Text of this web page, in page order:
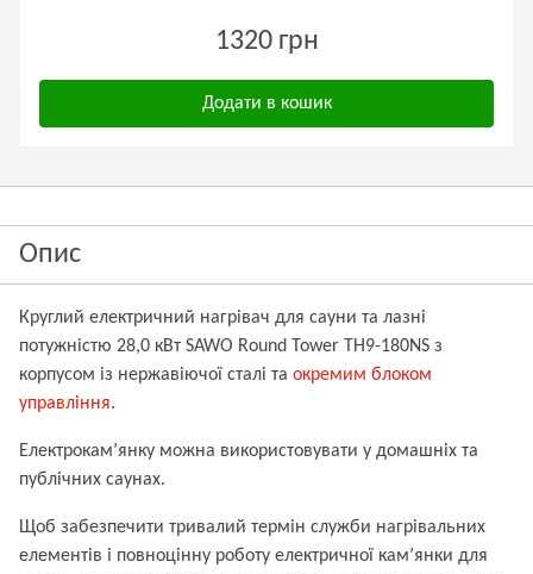
1320 грн
Додати в кошик
Опис
Круглий електричний нагрівач для сауни та лазні
потужністю 28,0 кВт SAWO Round Tower TH9-180NS з
корпусом із нержавіючої сталі та окремим блоком
управління.
Електрокам’янку можна використовувати у домашніх та
публічних саунах.
Щоб забезпечити тривалий термін служби нагрівальних
елементів і повноцінну роботу електричної кам’янки для